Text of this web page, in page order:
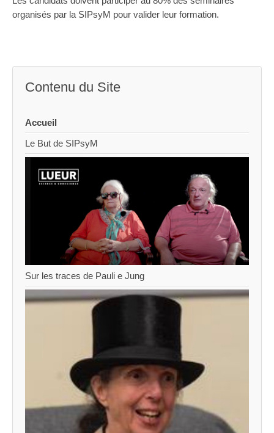
organisés par la SIPsyM pour valider leur formation.
Contenu du Site
Accueil
Le But de SIPsyM
Sur les traces de Pauli e Jung